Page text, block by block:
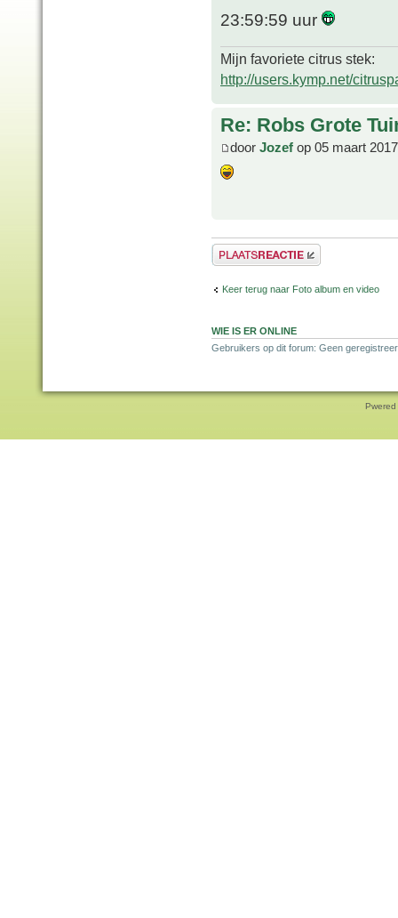
23:59:59 uur
Mijn favoriete citrus stek:
http://users.kymp.net/
Re: Robs Grote
door Jozef op 05 maart
Plaats een reactie
Keer terug naar Foto album en video
WIE IS ER ONLINE
Gebruikers op dit forum: Geen